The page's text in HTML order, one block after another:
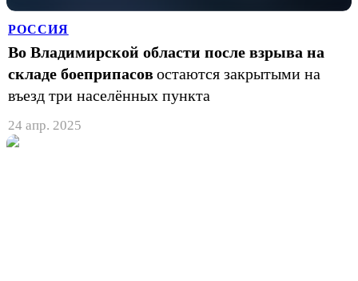
РОССИЯ
Во Владимирской области после взрыва на
складе боеприпасовостаются закрытыми на
въезд три населённых пункта
24 апр. 2025